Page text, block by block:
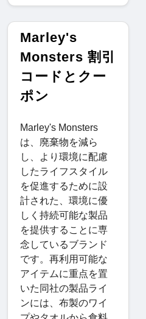
Marley's
Monsters 割引
コードとクー
ポン
Marley's Monsters
は、廃棄物を減ら
し、より環境に配慮
したライフスタイル
を促進するために設
計された、環境に優
しく持続可能な製品
を提供することに専
念しているブランド
です。再利用可能な
アイテムに重点を置
いた同社の製品ライ
ンには、布製のワイ